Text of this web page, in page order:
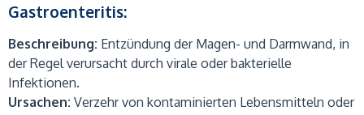
Gastroenteritis:
Beschreibung: Entzündung der Magen- und Darmwand, in
der Regel verursacht durch virale oder bakterielle
Infektionen.
Ursachen: Verzehr von kontaminierten Lebensmitteln oder